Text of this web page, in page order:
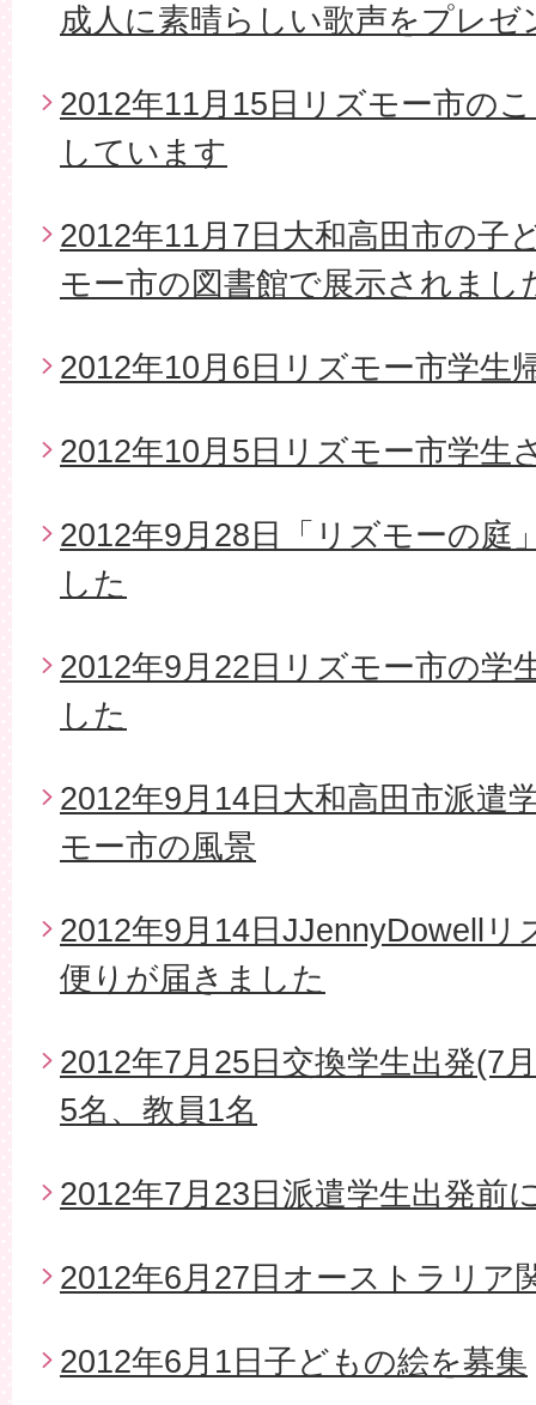
成人に素晴らしい歌声をプレ
2012年11月15日リズモー市の
しています
2012年11月7日大和高田市の子
モー市の図書館で展示されまし
2012年10月6日リズモー市学生
2012年10月5日リズモー市学生
2012年9月28日「リズモーの庭
した
2012年9月22日リズモー市の学
した
2012年9月14日大和高田市派遣
モー市の風景
2012年9月14日JJennyDowellリ
便りが届きました
2012年7月25日交換学生出発(7
5名、教員1名
2012年7月23日派遣学生出発前
2012年6月27日オーストラリア
2012年6月1日子どもの絵を募集